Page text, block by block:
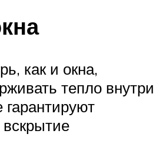
как и окна,
тепло внутри